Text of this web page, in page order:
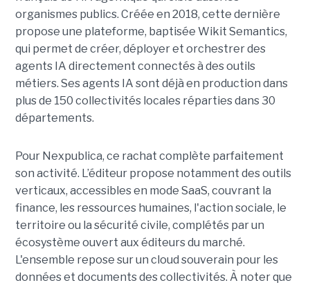
organismes publics. Créée en 2018, cette dernière
propose une plateforme, baptisée Wikit Semantics,
qui permet de créer, déployer et orchestrer des
agents IA directement connectés à des outils
métiers. Ses agents IA sont déjà en production dans
plus de 150 collectivités locales réparties dans 30
départements.
Pour Nexpublica, ce rachat complète parfaitement
son activité. L’éditeur propose notamment des outils
verticaux, accessibles en mode SaaS, couvrant la
finance, les ressources humaines, l'action sociale, le
territoire ou la sécurité civile, complétés par un
écosystème ouvert aux éditeurs du marché.
L'ensemble repose sur un cloud souverain pour les
données et documents des collectivités. À noter que